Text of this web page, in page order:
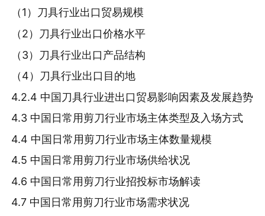
（1）刀具行业出口贸易规模
（2）刀具行业出口价格水平
（3）刀具行业出口产品结构
（4）刀具行业出口目的地
4.2.4 中国刀具行业进出口贸易影响因素及发展趋势
4.3 中国日常用剪刀行业市场主体类型及入场方式
4.4 中国日常用剪刀行业市场主体数量规模
4.5 中国日常用剪刀行业市场供给状况
4.6 中国日常用剪刀行业招投标市场解读
4.7 中国日常用剪刀行业市场需求状况